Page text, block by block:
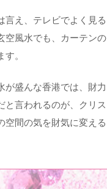
言え、テレビでよく見る
空風水でも、カーテンの
。
が盛んな香港では、財力
と言われるのが、クリス
空間の気を財気に変える